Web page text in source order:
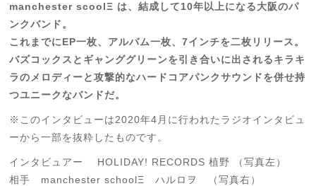
manchester scoolΞ は、結成して10年以上になる大阪のパ
ンクバンド。
これまでにEP一枚、アルバム一枚、7インチを二枚リリース。
バズコックスとギャンググリーンを引き合いに出されるキラキ
ラのメロディーと攻撃的なハードコアパンクサウンドを併せ持
つユニークなバンドだ。
※このインタビューは2020年4月に行われたラジオインタビュ
ーから一部を抜粋したものです。
インタビュアー HOLIDAY! RECORDS 植野 （写真左）
相手 manchester schoolΞ ハルロヲ （写真右）